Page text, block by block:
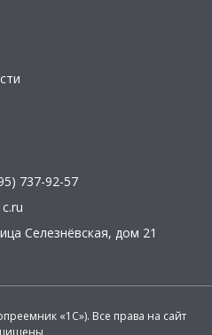
737-92-57
Селезнёвская, дом 21
«1С»). Все права на сайт